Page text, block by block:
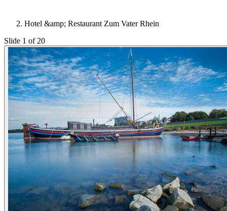
Hotel &amp; Restaurant Zum Vater Rhein
Slide 1 of 20